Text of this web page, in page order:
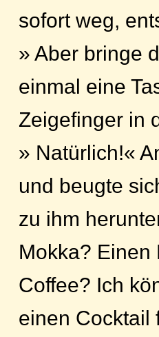
sofort weg,
» Aber bringe
einmal eine
Zeigefinger in
» Natürlich!«
und beugte
zu ihm
Mokka? Einen
Coffee? Ich
einen Cocktail